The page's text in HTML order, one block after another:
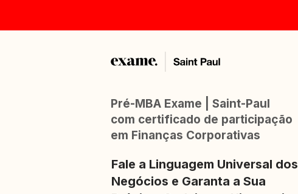
​​Pré-MBA Exame | Saint-Paul
com certificado de participação
em Finanças Corporativas
Fale a Linguagem Universal dos
Negócios e Garanta a Sua